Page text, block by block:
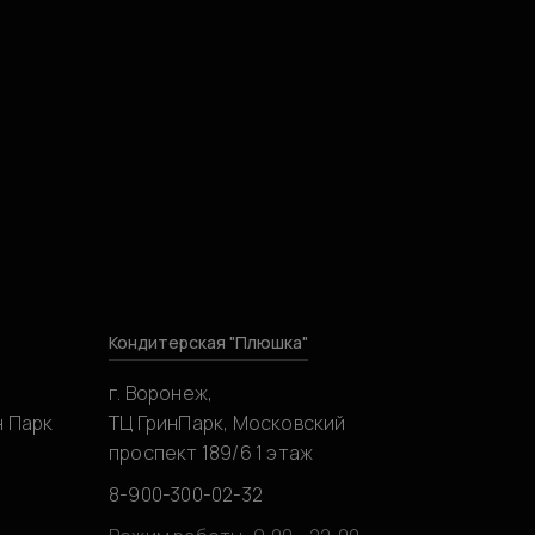
Парк
Кондитерская "Плюшка"
г. Воронеж,
ТЦ ГринПарк, Московский
проспект 189/6 1 этаж
8-900-300-02-32